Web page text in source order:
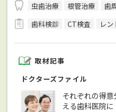
虫歯治療
根管治療 歯
歯科検診
CT検査 レ
取材記事
ドクターズファイル
それぞれの得
える歯科医院に